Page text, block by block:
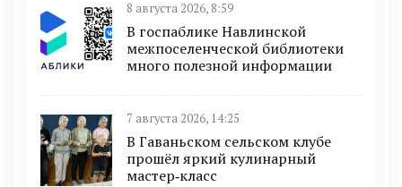
8 августа 2026, 8:59
В госпаблике Навлинской
межпоселенческой библиотеки
много полезной информации
7 августа 2026, 14:25
В Гаваньском сельском клубе
прошёл яркий кулинарный
мастер‑класс